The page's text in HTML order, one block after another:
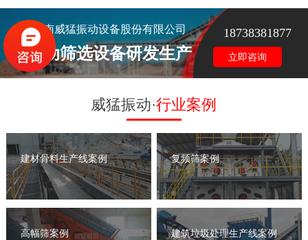
河南威猛振动设备股份有限公司
振动筛选设备研发生产
18738381877
立即咨询
威猛振动·行业案例
建材骨料生产线案例 复频筛案例
高幅筛案例 建筑垃圾处理生产线案例